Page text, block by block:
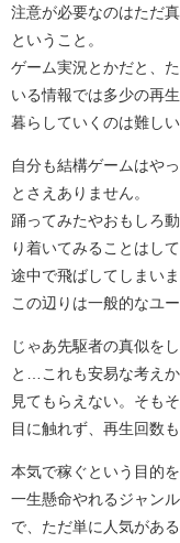
注意が必要なのはただ
ということ。
ゲーム実況とかだと、
いる情報では多少の再
暮らしていくのは難しい
自分も結構ゲームはや
とさえありません。
踊ってみたやおもしろ
り着いてみることはし
途中で飛ばしてしまいま
この辺りは一般的なユ
じゃあ先駆者の真似を
と…これも安易な考え
見てもらえない。そも
目に触れず、再生回数
本気で稼ぐという目的
一生懸命やれるジャン
で、ただ単に人気があ